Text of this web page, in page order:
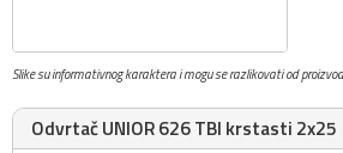
Slike su informativnog karaktera i mogu se razlikovati od
Odvrtač UNIOR 626 TBI krstasti 2x25